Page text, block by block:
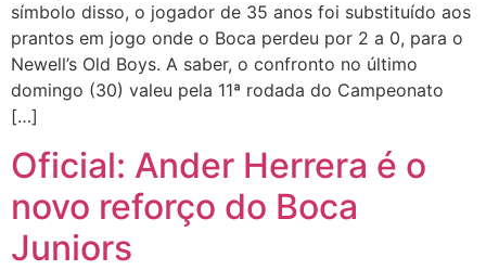
símbolo disso, o jogador de 35 anos foi substituído aos
prantos em jogo onde o Boca perdeu por 2 a 0, para o
Newell’s Old Boys. A saber, o confronto no último
domingo (30) valeu pela 11ª rodada do Campeonato
[…]
Oficial: Ander Herrera é o
novo reforço do Boca
Juniors